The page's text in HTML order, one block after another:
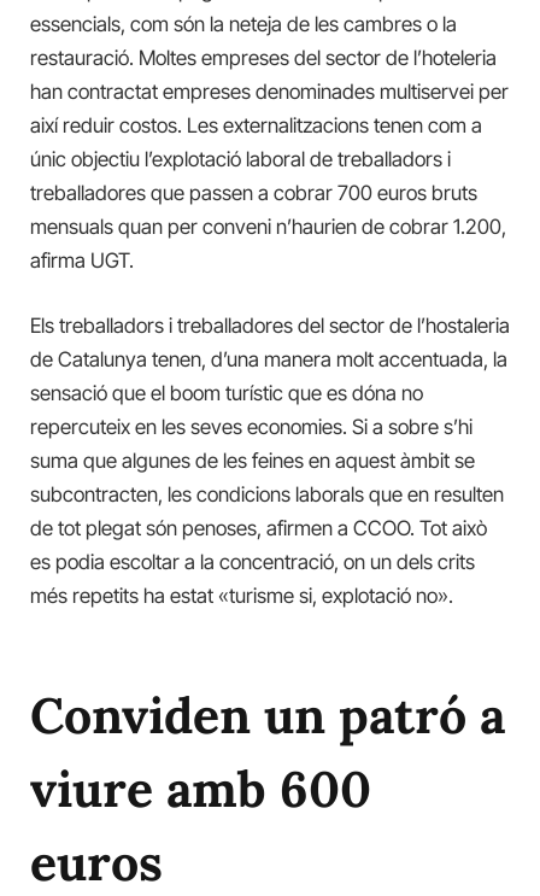
essencials, com són la neteja de les cambres o la
restauració. Moltes empreses del sector de l’hoteleria
han contractat empreses denominades multiservei per
així reduir costos. Les externalitzacions tenen com a
únic objectiu l’explotació laboral de treballadors i
treballadores que passen a cobrar 700 euros bruts
mensuals quan per conveni n’haurien de cobrar 1.200,
afirma UGT.
Els treballadors i treballadores del sector de l’hostaleria
de Catalunya tenen, d’una manera molt accentuada, la
sensació que el boom turístic que es dóna no
repercuteix en les seves economies. Si a sobre s’hi
suma que algunes de les feines en aquest àmbit se
subcontracten, les condicions laborals que en resulten
de tot plegat són penoses, afirmen a CCOO. Tot això
es podia escoltar a la concentració, on un dels crits
més repetits ha estat «turisme si, explotació no».
Conviden un patró a
viure amb 600
euros